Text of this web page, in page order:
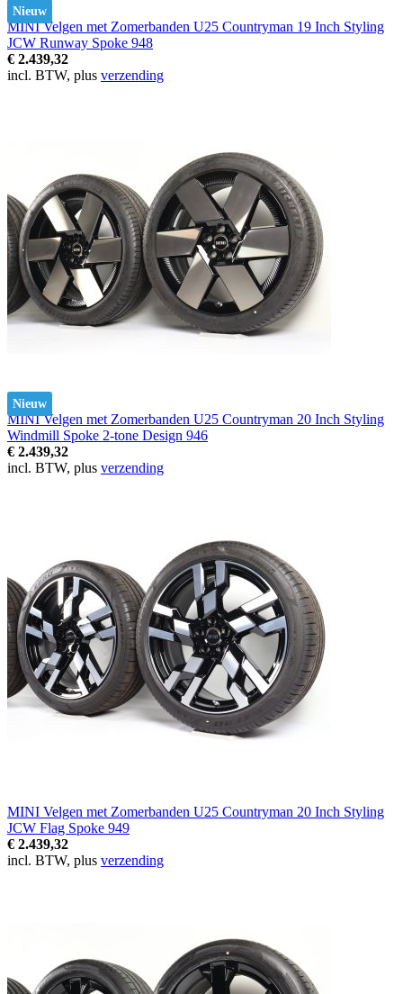
Nieuw
MINI Velgen met Zomerbanden U25 Countryman 19 Inch Styling
JCW Runway Spoke 948
€ 2.439,32
incl. BTW, plus verzending
Nieuw
MINI Velgen met Zomerbanden U25 Countryman 20 Inch Styling
Windmill Spoke 2-tone Design 946
€ 2.439,32
incl. BTW, plus verzending
MINI Velgen met Zomerbanden U25 Countryman 20 Inch Styling
JCW Flag Spoke 949
€ 2.439,32
incl. BTW, plus verzending